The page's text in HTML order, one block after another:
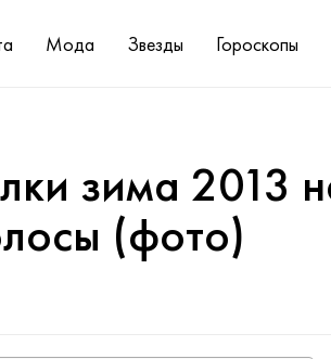
Мода Звезды Гороскопы
зима 2013
(фото)